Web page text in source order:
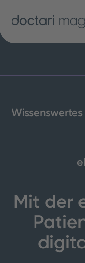
Wissenswertes
Mit der